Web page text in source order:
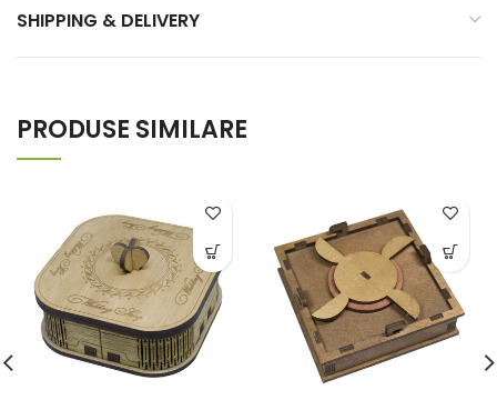
SHIPPING & DELIVERY
PRODUSE SIMILARE